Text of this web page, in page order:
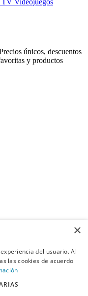
únicos, descuentos
y productos
×
del usuario. Al
las cookies de acuerdo